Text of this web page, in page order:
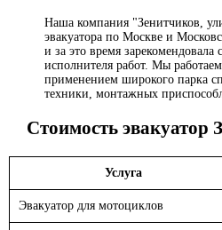
Наша компания "Зенитчиков,
эвакуатора по Москве и
и за это время зарекомендовала
исполнителя работ. Мы
применением широкого парка
техники, монтажных
Стоимость эвакуатор
Услуга
Эвакуатор для мотоциклов